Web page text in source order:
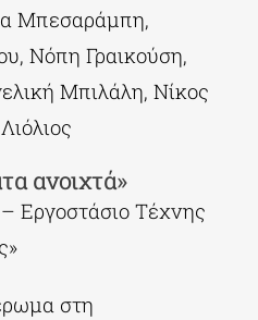
Μπεσαράμπη,
Νόπη Γραικούση,
Μπιλάλη, Νίκος
ανοιχτά»
Εργοστάσιο Τέχνης
στη